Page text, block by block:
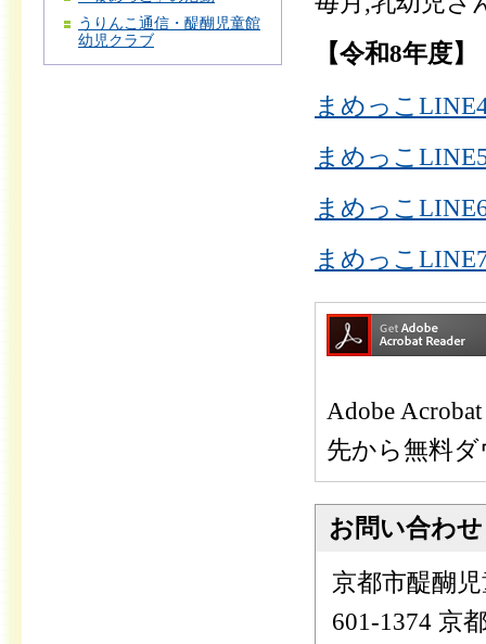
うりんこ通信・醍醐児童館
幼児クラブ
【令和8年度】
まめっこ
まめっこ
まめっこ
まめっこ
Adobe
先から無料
お問い合わせ
京都市醍醐
601-1374 京